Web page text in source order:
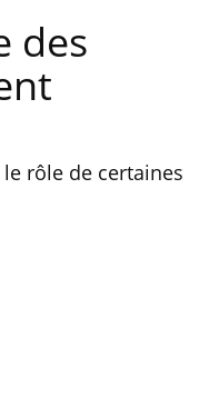
des
rôle de certaines